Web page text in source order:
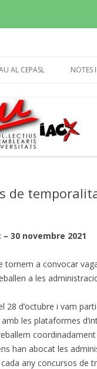
AL CEPASL NOTES
UTG’S
NI
de
30 novembre 2021
tornem a convocar
a les
28 d’octubre i vam
les plataformes
han abocat les
any concursos de